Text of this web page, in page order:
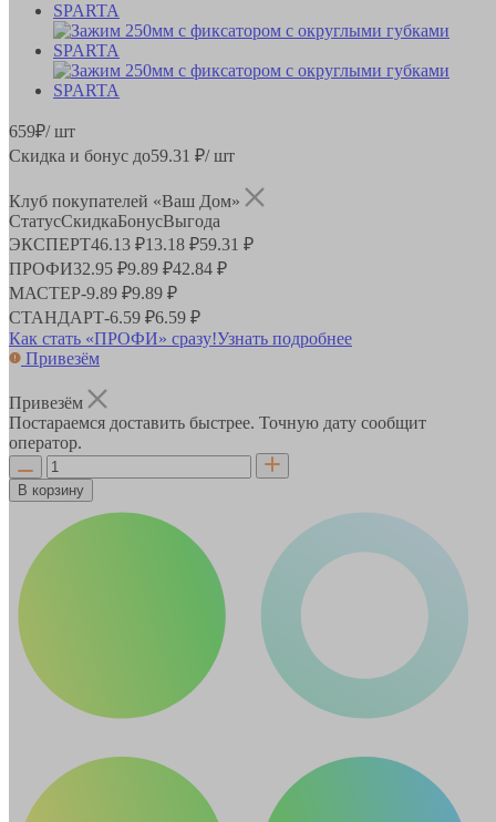
659₽/ шт
Скидка и бонус до59.31 ₽/ шт
Клуб покупателей «Ваш Дом»
СтатусСкидкаБонусВыгода
ЭКСПЕРТ46.13 ₽13.18 ₽59.31 ₽
ПРОФИ32.95 ₽9.89 ₽42.84 ₽
МАСТЕР-9.89 ₽9.89 ₽
СТАНДАРТ-6.59 ₽6.59 ₽
Как стать «ПРОФИ» сразу!Узнать подробнее
Привезём
Привезём
Постараемся доставить быстрее. Точную дату сообщит
оператор.
В корзину